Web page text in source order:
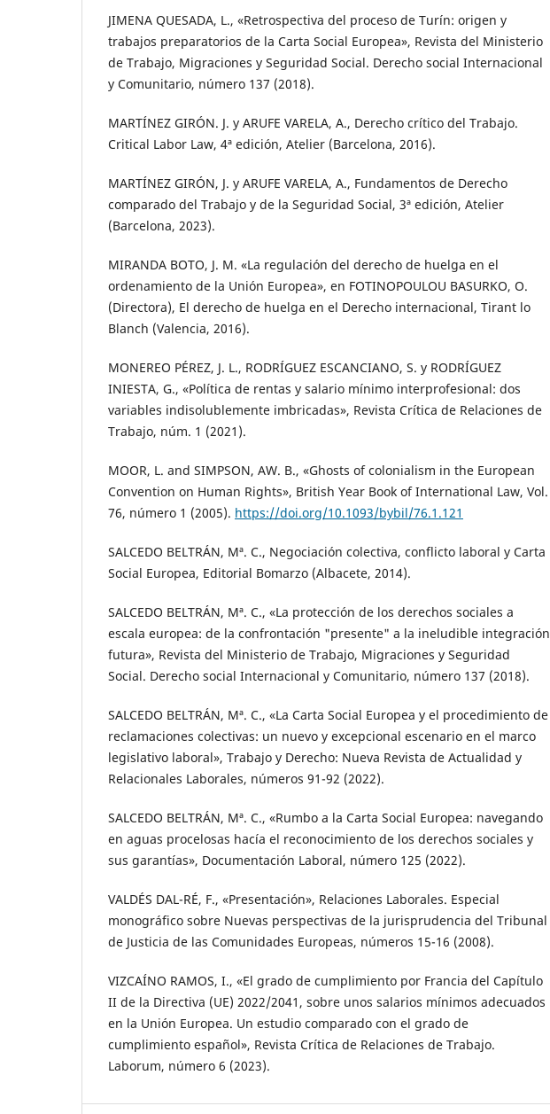
JIMENA QUESADA, L., «Retrospectiva del proceso de Turín: origen y
trabajos preparatorios de la Carta Social Europea», Revista del Ministerio
de Trabajo, Migraciones y Seguridad Social. Derecho social Internacional
y Comunitario, número 137 (2018).
MARTÍNEZ GIRÓN. J. y ARUFE VARELA, A., Derecho crítico del Trabajo.
Critical Labor Law, 4ª edición, Atelier (Barcelona, 2016).
MARTÍNEZ GIRÓN, J. y ARUFE VARELA, A., Fundamentos de Derecho
comparado del Trabajo y de la Seguridad Social, 3ª edición, Atelier
(Barcelona, 2023).
MIRANDA BOTO, J. M. «La regulación del derecho de huelga en el
ordenamiento de la Unión Europea», en FOTINOPOULOU BASURKO, O.
(Directora), El derecho de huelga en el Derecho internacional, Tirant lo
Blanch (Valencia, 2016).
MONEREO PÉREZ, J. L., RODRÍGUEZ ESCANCIANO, S. y RODRÍGUEZ
INIESTA, G., «Política de rentas y salario mínimo interprofesional: dos
variables indisolublemente imbricadas», Revista Crítica de Relaciones de
Trabajo, núm. 1 (2021).
MOOR, L. and SIMPSON, AW. B., «Ghosts of colonialism in the European
Convention on Human Rights», British Year Book of International Law, Vol.
76, número 1 (2005). https://doi.org/10.1093/bybil/76.1.121
SALCEDO BELTRÁN, Mª. C., Negociación colectiva, conflicto laboral y Carta
Social Europea, Editorial Bomarzo (Albacete, 2014).
SALCEDO BELTRÁN, Mª. C., «La protección de los derechos sociales a
escala europea: de la confrontación "presente" a la ineludible integración
futura», Revista del Ministerio de Trabajo, Migraciones y Seguridad
Social. Derecho social Internacional y Comunitario, número 137 (2018).
SALCEDO BELTRÁN, Mª. C., «La Carta Social Europea y el procedimiento de
reclamaciones colectivas: un nuevo y excepcional escenario en el marco
legislativo laboral», Trabajo y Derecho: Nueva Revista de Actualidad y
Relacionales Laborales, números 91-92 (2022).
SALCEDO BELTRÁN, Mª. C., «Rumbo a la Carta Social Europea: navegando
en aguas procelosas hacía el reconocimiento de los derechos sociales y
sus garantías», Documentación Laboral, número 125 (2022).
VALDÉS DAL-RÉ, F., «Presentación», Relaciones Laborales. Especial
monográfico sobre Nuevas perspectivas de la jurisprudencia del Tribunal
de Justicia de las Comunidades Europeas, números 15-16 (2008).
VIZCAÍNO RAMOS, I., «El grado de cumplimiento por Francia del Capítulo
II de la Directiva (UE) 2022/2041, sobre unos salarios mínimos adecuados
en la Unión Europea. Un estudio comparado con el grado de
cumplimiento español», Revista Crítica de Relaciones de Trabajo.
Laborum, número 6 (2023).